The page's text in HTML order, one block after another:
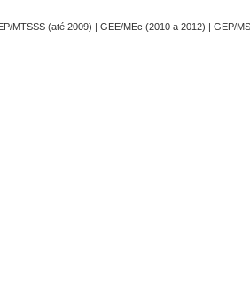
MTSSS (até 2009) | GEE/MEc (2010 a 2012) | GEP/